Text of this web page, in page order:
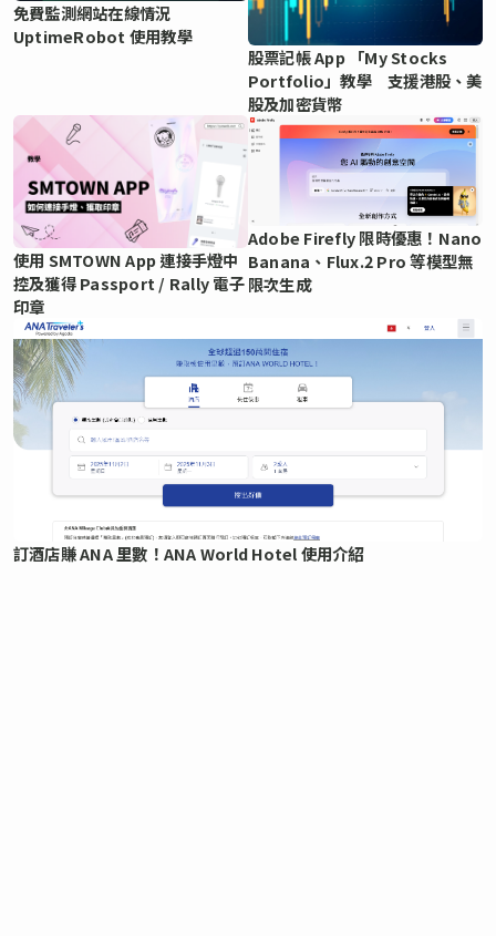
免費監測網站在線情況
UptimeRobot 使用教學
股票記帳 App 「My Stocks
Portfolio」教學 支援港股、美
股及加密貨幣
使用 SMTOWN App 連接手燈中
控及獲得 Passport / Rally 電子
印章
Adobe Firefly 限時優惠！Nano
Banana、Flux.2 Pro 等模型無
限次生成
訂酒店賺 ANA 里數！ANA World Hotel 使用介紹